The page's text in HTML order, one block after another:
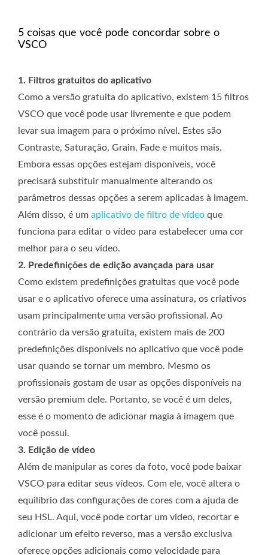
5 coisas que você pode concordar sobre o
VSCO
1. Filtros gratuitos do aplicativo
Como a versão gratuita do aplicativo, existem 15 filtros
VSCO que você pode usar livremente e que podem
levar sua imagem para o próximo nível. Estes são
Contraste, Saturação, Grain, Fade e muitos mais.
Embora essas opções estejam disponíveis, você
precisará substituir manualmente alterando os
parâmetros dessas opções a serem aplicadas à imagem.
Além disso, é um aplicativo de filtro de vídeo que
funciona para editar o vídeo para estabelecer uma cor
melhor para o seu vídeo.
2. Predefinições de edição avançada para usar
Como existem predefinições gratuitas que você pode
usar e o aplicativo oferece uma assinatura, os criativos
usam principalmente uma versão profissional. Ao
contrário da versão gratuita, existem mais de 200
predefinições disponíveis no aplicativo que você pode
usar quando se tornar um membro. Mesmo os
profissionais gostam de usar as opções disponíveis na
versão premium dele. Portanto, se você é um deles,
esse é o momento de adicionar magia à imagem que
você possui.
3. Edição de vídeo
Além de manipular as cores da foto, você pode baixar
VSCO para editar seus vídeos. Com ele, você altera o
equilíbrio das configurações de cores com a ajuda de
seu HSL. Aqui, você pode cortar um vídeo, recortar e
adicionar um efeito reverso, mas a versão exclusiva
oferece opções adicionais como velocidade para